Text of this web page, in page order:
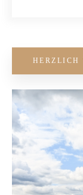
HERZLICH